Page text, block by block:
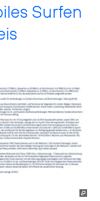
Surfen